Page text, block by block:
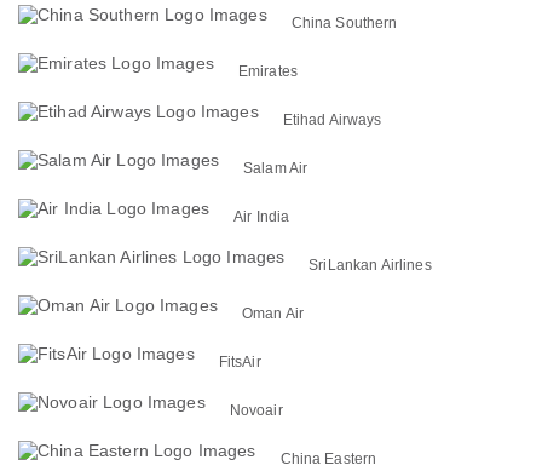
China Southern
Emirates
Etihad Airways
Salam Air
Air India
SriLankan Airlines
Oman Air
FitsAir
Novoair
China Eastern